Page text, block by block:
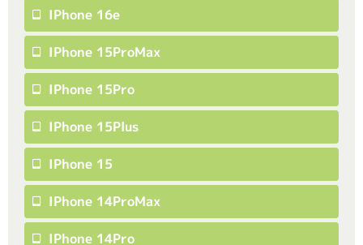
IPhone 16e
IPhone 15ProMax
IPhone 15Pro
IPhone 15Plus
IPhone 15
IPhone 14ProMax
IPhone 14Pro